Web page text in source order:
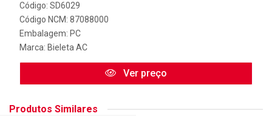
Código: SD6029
Código NCM: 87088000
Embalagem: PC
Marca: Bieleta AC
Ver preço
Produtos Similares